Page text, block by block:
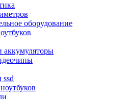
оборудование
аккумуляторы
ssd